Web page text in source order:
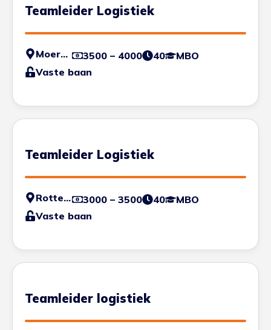
Teamleider Logistiek
Moerdijk 3500 – 4000 40
MBO
Vaste baan
Teamleider Logistiek
Rotterdam - Haven 3000 – 3500 40
MBO
Vaste baan
Teamleider logistiek